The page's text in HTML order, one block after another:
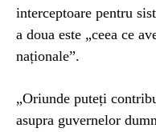
interceptoare pentru
a doua este „ceea ce
naționale”.
„Oriunde puteți
asupra guvernelor